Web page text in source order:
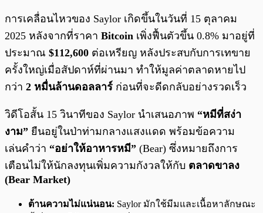
การเคลื่อนไหวของ Saylor เกิดขึ้นในวันที่ 15 ตุลาคม
2025 หลังจากที่ราคา Bitcoin เพิ่งฟื้นตัวขึ้น 0.8% มาอยู่ที่
ประมาณ $112,600 ต่อเหรียญ หลังประสบกับการเทขาย
ครั้งใหญ่เมื่อสัปดาห์ที่ผ่านมา ทำให้มูลค่าตลาดหายไป
กว่า 2 หมื่นล้านดอลลาร์ ก่อนที่จะดีดกลับอย่างรวดเร็ว
วิดีโอสั้น 15 วินาทีของ Saylor นำเสนอภาพ “หมีที่สง่า
งาม” ยืนอยู่ในป่าท่ามกลางแสงแดด พร้อมข้อความ
เล่นคำว่า “อย่าให้อาหารหมี” (Bear) ซึ่งหมายถึงการ
เตือนไม่ให้นักลงทุนเพิ่มความกังวลให้กับ ตลาดขาลง
(Bear Market)
ต้านความไม่แน่นอน: Saylor มักใช้มีมและเนื้อหาลักษณะ